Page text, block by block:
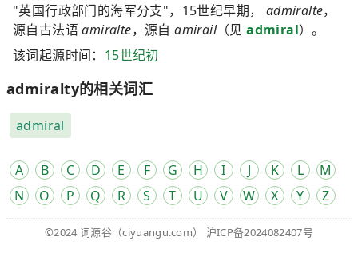
"英国行政部门的海军分支"，15世纪早期， admiralte，
源自古法语amiralte，源自amirail（见admiral）。
该词起源时间： 15世纪初
admiralty的相关词汇
admiral
A B C D E F G H I J K L
M
N
O P Q R S T U V W X Y Z
©2024 词源谷 （ciyuangu.com） 沪ICP备2024082407号